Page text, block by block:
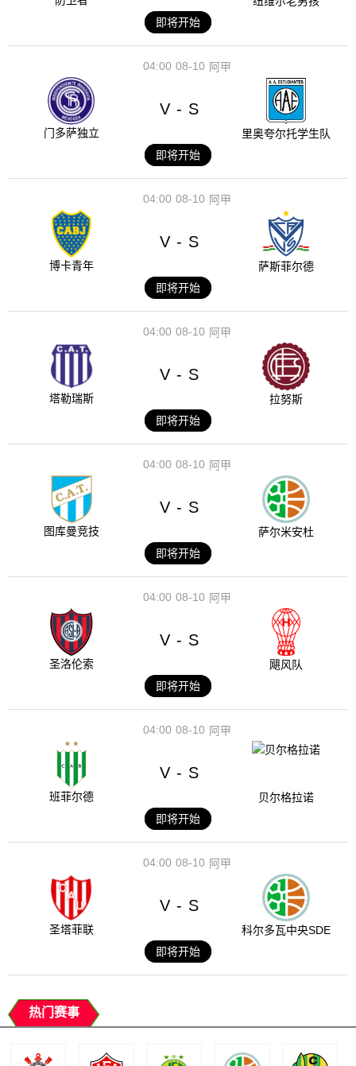
即将开始
08-10
04:00 阿甲
门多萨独立
V - S
里奥夸尔托学生队
即将开始
08-10
04:00 阿甲
博卡青年
V - S
萨斯菲尔德
即将开始
08-10
04:00 阿甲
塔勒瑞斯
V - S
拉努斯
即将开始
08-10
04:00 阿甲
图库曼竞技
V - S
萨尔米安杜
即将开始
08-10
04:00 阿甲
圣洛伦索
V - S
飓风队
即将开始
08-10
04:00 阿甲
班菲尔德
V - S
贝尔格拉诺
即将开始
08-10
04:00 阿甲
圣塔菲联
V - S
科尔多瓦中央SDE
即将开始
热门赛事